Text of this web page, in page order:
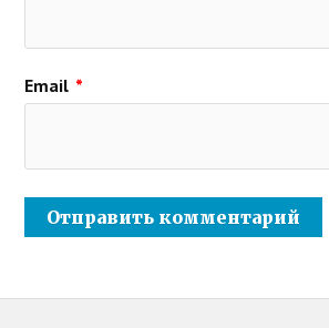
Email *